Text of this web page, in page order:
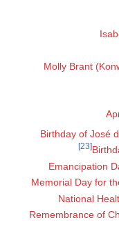
Molly Brant
Birthday of José
[23]
Emancipation
Memorial Day for
National
Remembrance of